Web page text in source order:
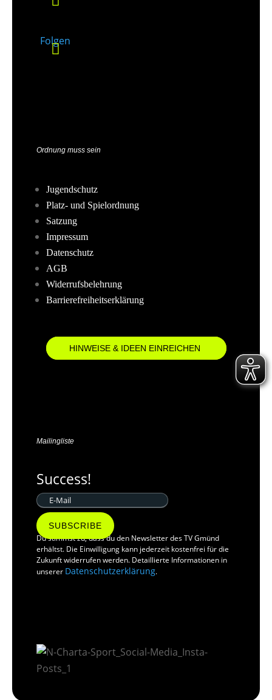
Folgen
Ordnung muss sein
Jugendschutz
Platz- und Spielordnung
Satzung
Impressum
Datenschutz
AGB
Widerrufsbelehrung
Barrierefreiheitserklärung
HINWEISE & IDEEN EINREICHEN
Mailingliste
Success!
SUBSCRIBE
Du stimmst zu, dass du den Newsletter des TV Gmünd
erhältst. Die Einwilligung kann jederzeit kostenfrei für die
Zukunft widerrufen werden. Detaillierte Informationen in
unserer Datenschutzerklärung.